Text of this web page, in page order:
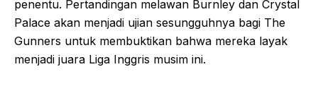
penentu. Pertandingan melawan Burnley dan Crystal
Palace akan menjadi ujian sesungguhnya bagi The
Gunners untuk membuktikan bahwa mereka layak
menjadi juara Liga Inggris musim ini.